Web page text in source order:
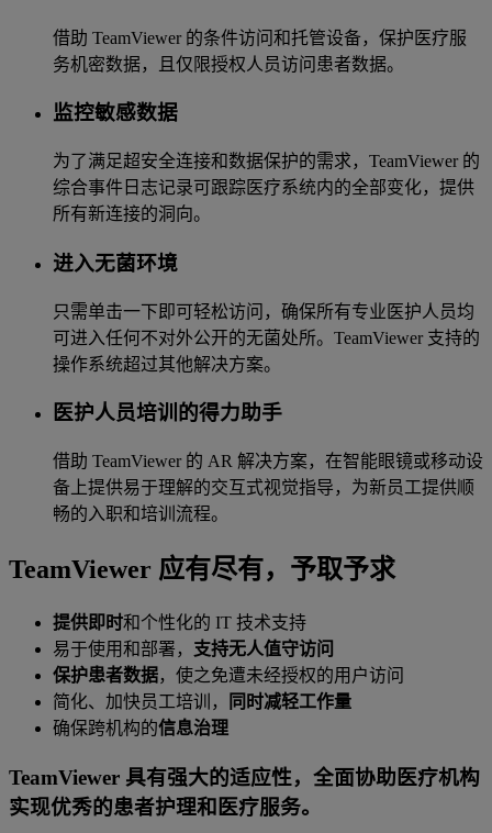
借助 TeamViewer 的条件访问和托管设备，保护医疗服
务机密数据，且仅限授权人员访问患者数据。
监控敏感数据
为了满足超安全连接和数据保护的需求，TeamViewer 的
综合事件日志记录可跟踪医疗系统内的全部变化，提供
所有新连接的洞向。
进入无菌环境
只需单击一下即可轻松访问，确保所有专业医护人员均
可进入任何不对外公开的无菌处所。TeamViewer 支持的
操作系统超过其他解决方案。
医护人员培训的得力助手
借助 TeamViewer 的 AR 解决方案，在智能眼镜或移动设
备上提供易于理解的交互式视觉指导，为新员工提供顺
畅的入职和培训流程。
TeamViewer 应有尽有，予取予求
提供即时和个性化的 IT 技术支持
易于使用和部署， 支持无人值守访问
保护患者数据，使之免遭未经授权的用户访问
简化、加快员工培训，
同时减轻工作量
确保跨机构的信息治理
TeamViewer 具有强大的适应性，全面协助医疗机构
实现优秀的患者护理和医疗服务。